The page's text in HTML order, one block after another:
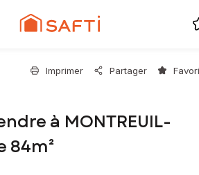
Imprimer Partager
à MONTREUIL-
84m²